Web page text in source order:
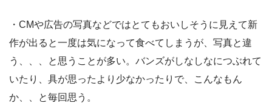
・CMや広告の写真などではとてもおいしそうに見えて新
作が出ると一度は気になって食べてしまうが、写真と違
う、、、と思うことが多い。バンズがしなしなにつぶれて
いたり、具が思ったより少なかったりで、こんなもん
か、、と毎回思う。